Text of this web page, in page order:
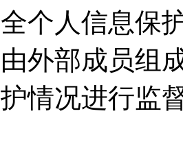
全个人信息保
由外部成员组
护情况进行监